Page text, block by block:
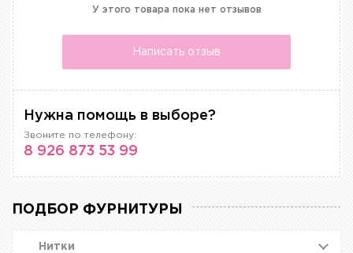
У этого товара пока нет отзывов
Написать отзыв
Нужна помощь в выборе?
Звоните по телефону:
8 926 873 53 99
ПОДБОР ФУРНИТУРЫ
Нитки